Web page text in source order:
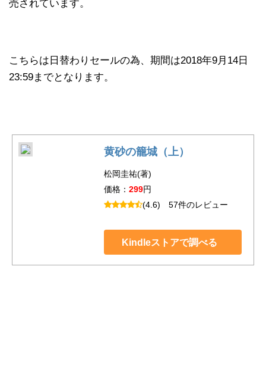
売されています。
こちらは日替わりセールの為、期間は2018年9月14日
23:59までとなります。
黄砂の籠城（上）
松岡圭祐(著)
価格： 299円
(4.6) 57件のレビュー
Kindleストアで調べる